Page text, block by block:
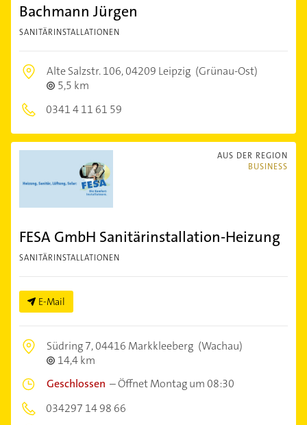
Bachmann Jürgen
SANITÄRINSTALLATIONEN
Alte Salzstr. 106,04209 Leipzig (Grünau-Ost)
5,5 km
0341 4 11 61 59
AUS DER REGION
BUSINESS
FESA GmbH Sanitärinstallation-Heizung
SANITÄRINSTALLATIONEN
E-Mail
Südring 7,04416 Markkleeberg (Wachau)
14,4 km
Geschlossen –Öffnet Montag um 08:30
034297 14 98 66